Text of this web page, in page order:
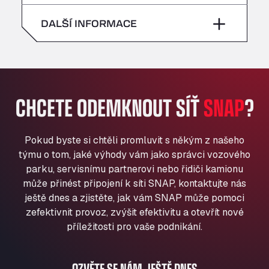
Klaverbladstaat 21, 3560
American Truck Wash
Andamur La Junquera
Andamur Pamplona
A-15 Salida Imarcoain, 31119
Andamur San Roman II
Aut A1 Exit 385, 01207
Anglia Motel
Washway Road, PE12 8LT
Anpol Sp. z o.o.
Aqua Ariva GmbH
neděle –
neděle –
DALŠÍ INFORMACE
CHCETE ODEMKNOUT SÍŤSNAP?
Pokud byste si chtěli promluvit s někým z našeho
týmu o tom, jaké výhody vám jako správci vozového
parku, servisnímu partnerovi nebo řidiči kamionu
může přinést připojení k síti SNAP, kontaktujte nás
ještě dnes a zjistěte, jak vám SNAP může pomoci
zefektivnit provoz, zvýšit efektivitu a otevřít nové
příležitosti pro vaše podnikání.